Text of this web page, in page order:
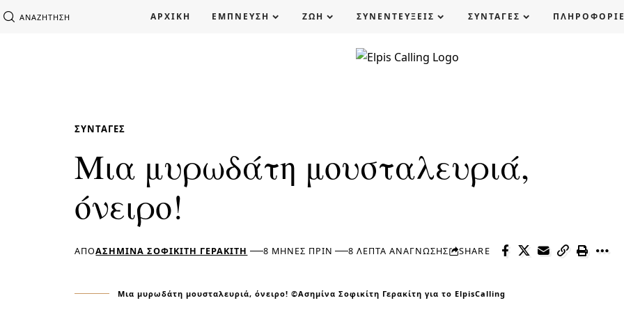
ΑΝΑΖΉΤΗΣΗ ΑΡΧΙΚΗ ΕΜΠΝΕΥΣΗ ΖΩΗ ΣΥΝΕΝΤΕΥΞΕΙΣ ΣΥΝΤΑΓΕΣ
ΣΥΝΤΑΓΈΣ
Μια μυρωδάτη μουσταλευριά,
όνειρο!
ΑΠΌΑΣΗΜΊΝΑ ΣΟΦΙΚΊΤΗ ΓΕΡΑΚΊΤΗ 8 ΜΉΝΕΣ ΠΡΙΝ 8 ΛΕΠΤΆ ΑΝΆΓΝΩΣΗΣ SHARE
Μια μυρωδάτη μουσταλευριά, όνειρο! ©Ασημίνα Σοφικίτη Γερακίτη για το ElpisCalling